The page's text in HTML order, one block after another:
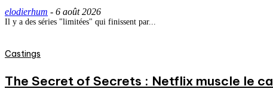
elodierhum - 6 août 2026
Il y a des séries "limitées" qui finissent par...
Castings
The Secret of Secrets : Netflix muscle le